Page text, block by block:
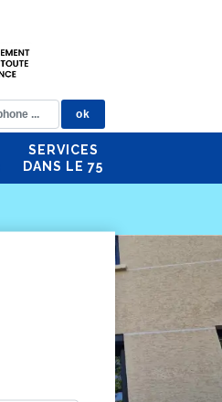
SERVICES
DANS LE 75